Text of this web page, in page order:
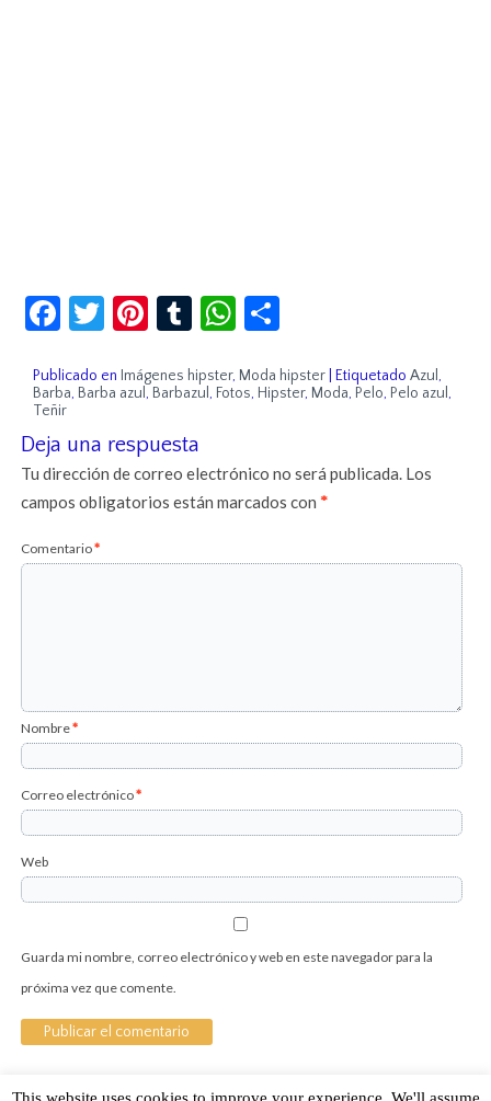
Facebook
Twitter
Pinterest
TumblrWhatsApp
Publicado en Imágenes hipster, Moda hipster |Etiquetado Azul ,
Barba, Barba azul , Barbazul , Fotos, Hipster, Moda, Pelo, Pelo azul ,
Teñir
Deja una respuesta
Tu dirección de correo electrónico no será publicada. Los
campos obligatorios están marcados con*
Comentario*
Nombre*
Correo electrónico*
Web
Guarda mi nombre, correo electrónico y web en este navegador para la
próxima vez que comente.